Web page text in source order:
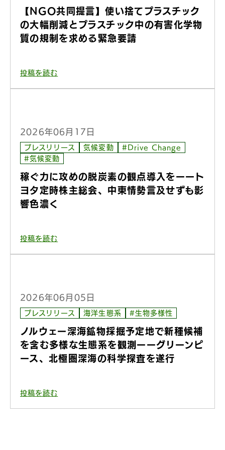
【NGO共同提言】使い捨てプラスチック
の大幅削減とプラスチック中の有害化学物
質の規制を求める緊急要請
投稿を読む
2026年06月17日
プレスリリース 気候変動
#Drive Change
#気候変動
稼ぐ力に攻めの脱炭素の観点導入をーート
ヨタ定時株主総会、中東情勢言及せずも影
響色濃く
投稿を読む
2026年06月05日
プレスリリース 海洋生態系 #生物多様性
ノルウェー深海鉱物採掘予定地で新種候補
を含む多様な生態系を観測ーーグリーンピ
ース、北極圏深海の科学探査を遂行
投稿を読む